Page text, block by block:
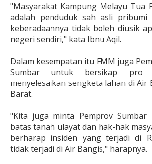
"Masyarakat Kampung Melayu Tua
adalah penduduk sah asli pribumi
keberadaannya tidak boleh diusik
negeri sendiri," kata Ibnu Aqil.
Dalam kesempatan itu FMM juga
Sumbar untuk bersikap pro
menyelesaikan sengketa lahan di Air
Barat.
"Kita juga minta Pemprov Sumbar
batas tanah ulayat dan hak-hak
berharap insiden yang terjadi di
tidak terjadi di Air Bangis," harapnya.